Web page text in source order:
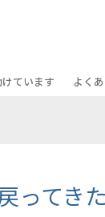
ています よく
サイ
一般向け講演
ってき